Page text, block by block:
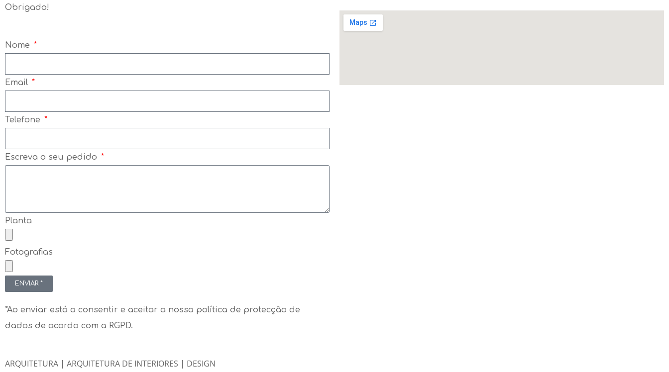
Obrigado!
Nome
Email
Telefone
Escreva o seu pedido
Planta
Fotografias
ENVIAR *
*Ao enviar está a consentir e aceitar a nossa política de protecção de
dados de acordo com a RGPD.
ARQUITETURA | ARQUITETURA DE INTERIORES | DESIGN